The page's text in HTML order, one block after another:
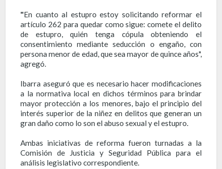
"En cuanto al estupro estoy solicitando reformar el
artículo 262 para quedar como sigue: comete el delito
de estupro, quién tenga cópula obteniendo el
consentimiento mediante seducción o engaño, con
persona menor de edad, que sea mayor de quince años",
agregó.
Ibarra aseguró que es necesario hacer modificaciones
a la normativa local en dichos términos para brindar
mayor protección a los menores, bajo el principio del
interés superior de la niñez en delitos que generan un
gran daño como lo son el abuso sexual y el estupro.
Ambas iniciativas de reforma fueron turnadas a la
Comisión de Justicia y Seguridad Pública para el
análisis legislativo correspondiente.